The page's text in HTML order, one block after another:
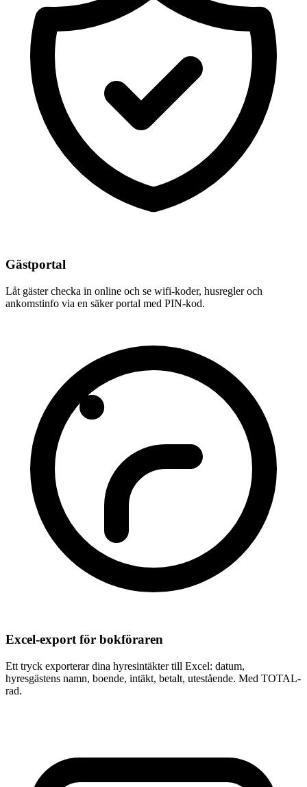
Gästportal
Låt gäster checka in online och se wifi-koder, husregler och
ankomstinfo via en säker portal med PIN-kod.
Excel-export för bokföraren
Ett tryck exporterar dina hyresintäkter till Excel: datum,
hyresgästens namn, boende, intäkt, betalt, utestående. Med TOTAL-
rad.